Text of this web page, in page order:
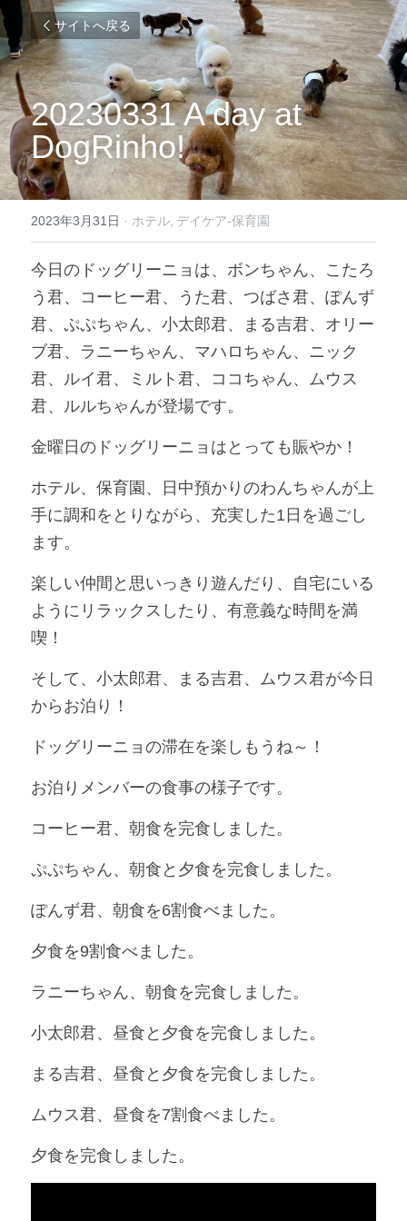
サイトへ戻る
20230331 A day at
DogRinho!
2023年3月31日 · ホテル, デイケア-保育園
今日のドッグリーニョは、ボンちゃん、こたろ
う君、コーヒー君、うた君、つばさ君、ぽんず
君、ぷぷちゃん、小太郎君、まる吉君、オリー
ブ君、ラニーちゃん、マハロちゃん、ニック
君、ルイ君、ミルト君、ココちゃん、ムウス
君、ルルちゃんが登場です。
金曜日のドッグリーニョはとっても賑やか！
ホテル、保育園、日中預かりのわんちゃんが上
手に調和をとりながら、充実した1日を過ごし
ます。
楽しい仲間と思いっきり遊んだり、自宅にいる
ようにリラックスしたり、有意義な時間を満
喫！
そして、小太郎君、まる吉君、ムウス君が今日
からお泊り！
ドッグリーニョの滞在を楽しもうね～！
お泊りメンバーの食事の様子です。
コーヒー君、朝食を完食しました。
ぷぷちゃん、朝食と夕食を完食しました。
ぽんず君、朝食を6割食べました。
夕食を9割食べました。
ラニーちゃん、朝食を完食しました。
小太郎君、昼食と夕食を完食しました。
まる吉君、昼食と夕食を完食しました。
ムウス君、昼食を7割食べました。
夕食を完食しました。